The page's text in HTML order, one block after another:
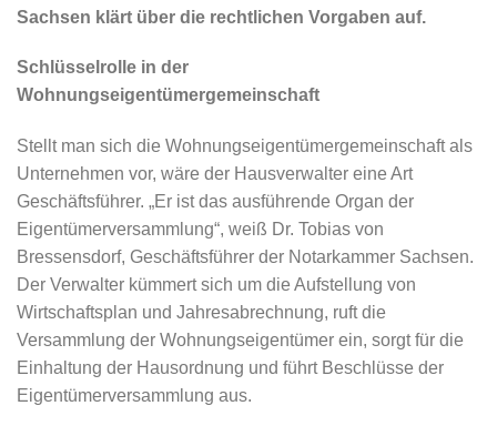
Sachsen klärt über die rechtlichen Vorgaben auf.
Schlüsselrolle in der
Wohnungseigentümergemeinschaft
Stellt man sich die Wohnungseigentümergemeinschaft als
Unternehmen vor, wäre der Hausverwalter eine Art
Geschäftsführer. „Er ist das ausführende Organ der
Eigentümerversammlung“, weiß Dr. Tobias von
Bressensdorf, Geschäftsführer der Notarkammer Sachsen.
Der Verwalter kümmert sich um die Aufstellung von
Wirtschaftsplan und Jahresabrechnung, ruft die
Versammlung der Wohnungseigentümer ein, sorgt für die
Einhaltung der Hausordnung und führt Beschlüsse der
Eigentümerversammlung aus.